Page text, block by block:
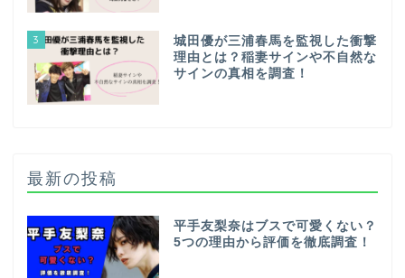
3
城田優が三浦春馬を監視した衝撃
理由とは？稲妻サインや不自然な
サインの真相を調査！
最新の投稿
平手友梨奈はブスで可愛くない？
5つの理由から評価を徹底調査！